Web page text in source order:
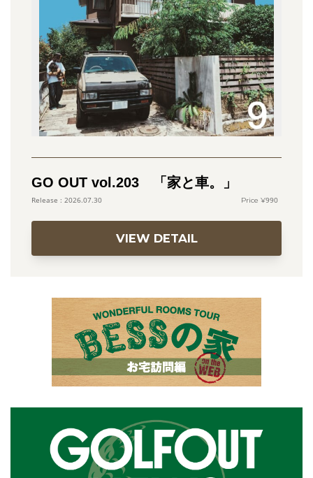
GO OUT vol.203 「家と車。」
2026.07.30 990
VIEW DETAIL